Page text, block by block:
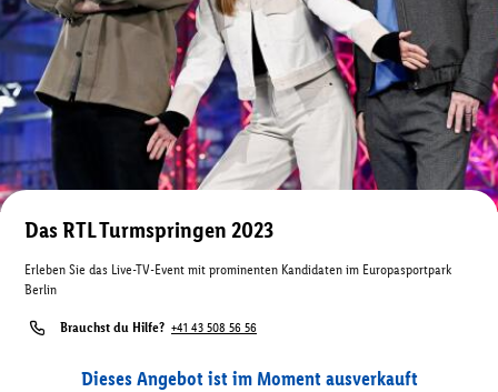
Das RTL Turmspringen 2023
Erleben Sie das Live-TV-Event mit prominenten Kandidaten im Europasportpark
Berlin
Brauchst du Hilfe? +41 43 508 56 56
Dieses Angebot ist im Moment ausverkauft